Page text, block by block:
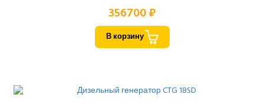
356700 ₽
В корзину